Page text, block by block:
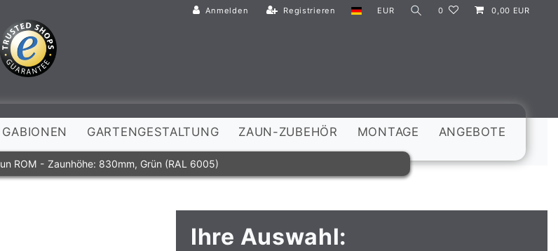
Anmelden Registrieren EUR 0 0,00 EUR
GABIONEN GARTENGESTALTUNG ZAUN-ZUBEHÖR MONTAGE ANGEBOTE
ROM - Zaunhöhe: 830mm, Grün (RAL 6005)
Ihre Auswahl: